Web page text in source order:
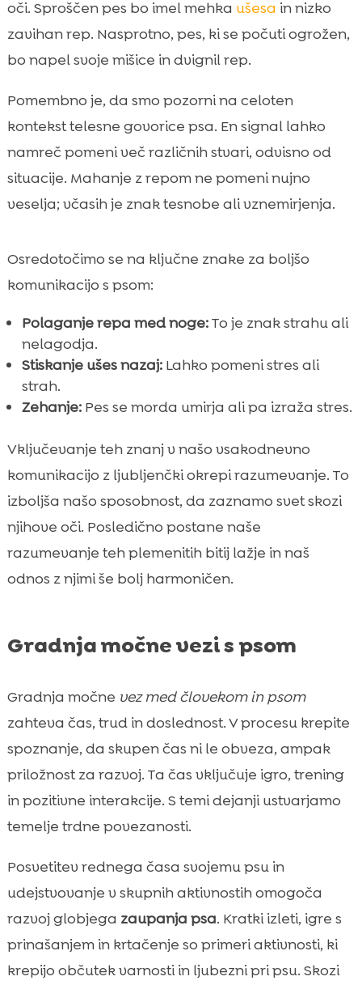
oči. Sproščen pes bo imel mehka ušesa in nizko
zavihan rep. Nasprotno, pes, ki se počuti ogrožen,
bo napel svoje mišice in dvignil rep.
Pomembno je, da smo pozorni na celoten
kontekst telesne govorice psa. En signal lahko
namreč pomeni več različnih stvari, odvisno od
situacije. Mahanje z repom ne pomeni nujno
veselja; včasih je znak tesnobe ali vznemirjenja.
Osredotočimo se na ključne znake za boljšo
komunikacijo s psom:
Polaganje repa med noge:To je znak strahu ali
nelagodja.
Stiskanje ušes nazaj:Lahko pomeni stres ali
strah.
Zehanje:Pes se morda umirja ali pa izraža stres.
Vključevanje teh znanj v našo vsakodnevno
komunikacijo z ljubljenčki okrepi razumevanje. To
izboljša našo sposobnost, da zaznamo svet skozi
njihove oči. Posledično postane naše
razumevanje teh plemenitih bitij lažje in naš
odnos z njimi še bolj harmoničen.
Gradnja močne vezi s psom
Gradnja močne vez med človekom in psom
zahteva čas, trud in doslednost. V procesu krepite
spoznanje, da skupen čas ni le obveza, ampak
priložnost za razvoj. Ta čas vključuje igro, trening
in pozitivne interakcije. S temi dejanji ustvarjamo
temelje trdne povezanosti.
Posvetitev rednega časa svojemu psu in
udejstvovanje v skupnih aktivnostih omogoča
razvoj globjega zaupanja psa. Kratki izleti, igre s
prinašanjem in krtačenje so primeri aktivnosti, ki
krepijo občutek varnosti in ljubezni pri psu. Skozi